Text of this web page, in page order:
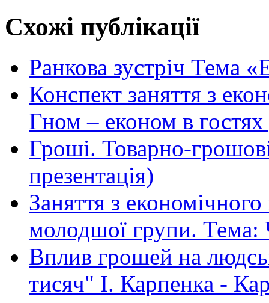
Схожі публікації
Ранкова зустріч Тема
Конспект заняття з
Гном – економ в
Гроші. Товарно-
презентація)
Заняття з
молодшої групи. Тема:
Вплив грошей на
тисяч" І. Карпенка -